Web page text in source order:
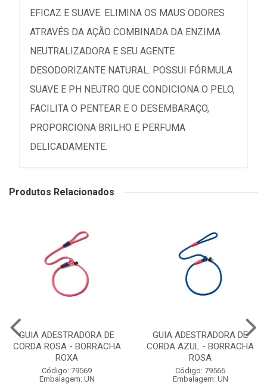
EFICAZ E SUAVE. ELIMINA OS MAUS ODORES
ATRAVÉS DA AÇÃO COMBINADA DA ENZIMA
NEUTRALIZADORA E SEU AGENTE
DESODORIZANTE NATURAL. POSSUI FÓRMULA
SUAVE E PH NEUTRO QUE CONDICIONA O PELO,
FACILITA O PENTEAR E O DESEMBARAÇO,
PROPORCIONA BRILHO E PERFUMA
DELICADAMENTE.
Produtos Relacionados
GUIA ADESTRADORA DE
CORDA ROSA - BORRACHA
ROXA
Código: 79569
Embalagem: UN
GUIA ADESTRADORA DE
CORDA AZUL - BORRACHA
ROSA
Código: 79566
Embalagem: UN